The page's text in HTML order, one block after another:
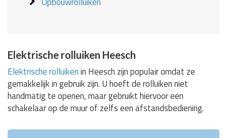
Elektrische rolluiken Heesch
Elektrische rolluikenin Heesch zijn populair omdat ze
gemakkelijk in gebruik zijn. U hoeft de rolluiken niet
handmatig te openen, maar gebruikt hiervoor een
schakelaar op de muur of zelfs een afstandsbediening.